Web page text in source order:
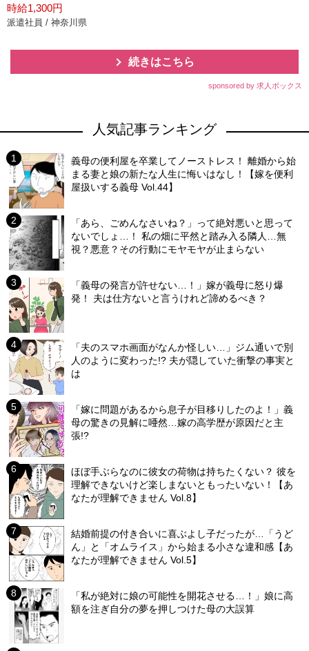
時給1,300円
派遣社員 / 神奈川県
続きはこちら
sponsored by 求人ボックス
人気記事ランキング
義母の便利屋を卒業してノーストレス！ 離婚から始
まる妻と娘の新たな人生に悔いはなし！【嫁を便利
屋扱いする義母 Vol.44】
「あら、ごめんなさいね？」って絶対悪いと思って
ないでしょ…！ 私の畑に平然と踏み入る隣人…無
視？悪意？その行動にモヤモヤが止まらない
「義母の発言が許せない…！」嫁が義母に怒り爆
発！ 夫は仕方ないと言うけれど諦めるべき？
「夫のスマホ画面がなんか怪しい…」ジム通いで別
人のように変わった!? 夫が隠していた衝撃の事実と
は
「嫁に問題があるから息子が目移りしたのよ！」義
母の驚きの見解に唖然…嫁の高学歴が原因だと主
張!?
ほぼ手ぶらなのに彼女の荷物は持ちたくない？ 彼を
理解できないけど楽しまないともったいない！【あ
なたが理解できません Vol.8】
結婚前提の付き合いに喜ぶよし子だったが…「うど
ん」と「オムライス」から始まる小さな違和感【あ
なたが理解できません Vol.5】
「私が絶対に娘の可能性を開花させる…！」娘に高
額を注ぎ自分の夢を押しつけた母の大誤算